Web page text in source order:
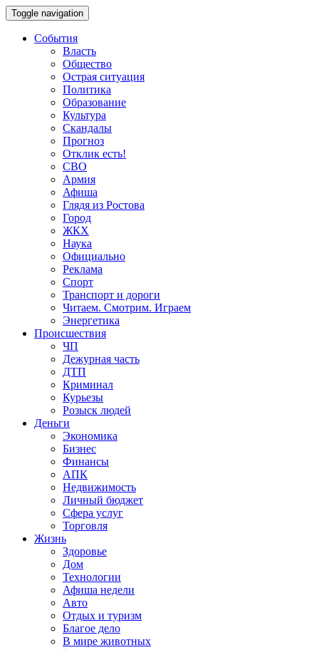
Toggle navigation
События
Власть
Общество
Острая ситуация
Политика
Образование
Культура
Скандалы
Прогноз
Отклик есть!
СВО
Армия
Афиша
Глядя из Ростова
Город
ЖКХ
Наука
Официально
Реклама
Спорт
Транспорт и дороги
Читаем. Смотрим. Играем
Энергетика
Происшествия
ЧП
Дежурная часть
ДТП
Криминал
Курьезы
Розыск людей
Деньги
Экономика
Бизнес
Финансы
АПК
Недвижимость
Личный бюджет
Сфера услуг
Торговля
Жизнь
Здоровье
Дом
Технологии
Афиша недели
Авто
Отдых и туризм
Благое дело
В мире животных